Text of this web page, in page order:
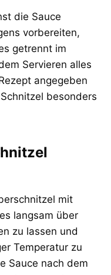
die Sauce
vorbereiten,
getrennt im
Servieren alles
angegeben
besonders
mit
langsam über
zu lassen und
Temperatur zu
Sauce nach dem